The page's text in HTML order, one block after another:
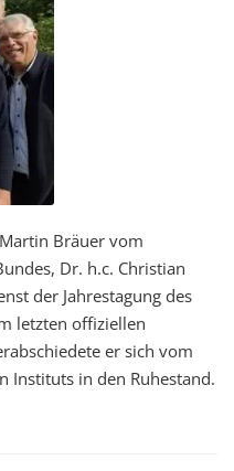
Bräuer vom
Dr. h.c. Christian
der Jahrestagung des
letzten offiziellen
er sich vom
Instituts in den Ruhestand.